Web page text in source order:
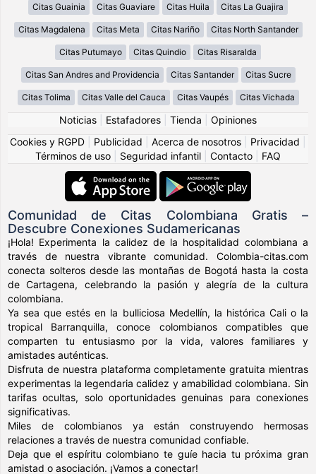
Citas Guainia Citas Guaviare Citas Huila Citas La Guajira
Citas Magdalena Citas Meta Citas Nariño Citas North Santander
Citas Putumayo Citas Quindio Citas Risaralda
Citas San Andres and Providencia Citas Santander Citas Sucre
Citas Tolima Citas Valle del Cauca Citas Vaupés Citas Vichada
Noticias Estafadores Tienda
Opiniones
Cookies y RGPD
Publicidad Acerca de nosotros Privacidad
Términos de uso
Seguridad infantil Contacto FAQ
Comunidad de Citas Colombiana Gratis –
Descubre Conexiones Sudamericanas
¡Hola! Experimenta la calidez de la hospitalidad colombiana a
través de nuestra vibrante comunidad. Colombia-citas.com
conecta solteros desde las montañas de Bogotá hasta la costa
de Cartagena, celebrando la pasión y alegría de la cultura
colombiana.
Ya sea que estés en la bulliciosa Medellín, la histórica Cali o la
tropical Barranquilla, conoce colombianos compatibles que
comparten tu entusiasmo por la vida, valores familiares y
amistades auténticas.
Disfruta de nuestra plataforma completamente gratuita mientras
experimentas la legendaria calidez y amabilidad colombiana. Sin
tarifas ocultas, solo oportunidades genuinas para conexiones
significativas.
Miles de colombianos ya están construyendo hermosas
relaciones a través de nuestra comunidad confiable.
Deja que el espíritu colombiano te guíe hacia tu próxima gran
amistad o asociación. ¡Vamos a conectar!